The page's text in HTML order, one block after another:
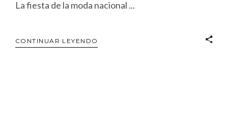
La fiesta de la moda nacional
CONTINUAR LEYENDO